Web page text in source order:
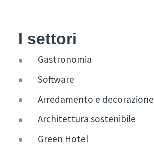
I settori
Gastronomia
Software
Arredamento e decorazione
Architettura sostenibile
Green Hotel